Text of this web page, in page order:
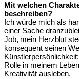
Mit welchen
beschreiben?
Ich würde mich als
einer Sache
Job, mein Herzblut
konsequent seinen
Rolle in meinem
Kreativität ausleben.